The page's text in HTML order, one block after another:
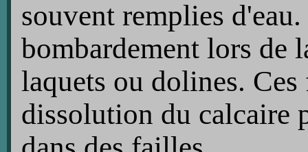
souvent remplies
bombardement lors de
laquets ou dolines.
dissolution du calcaire